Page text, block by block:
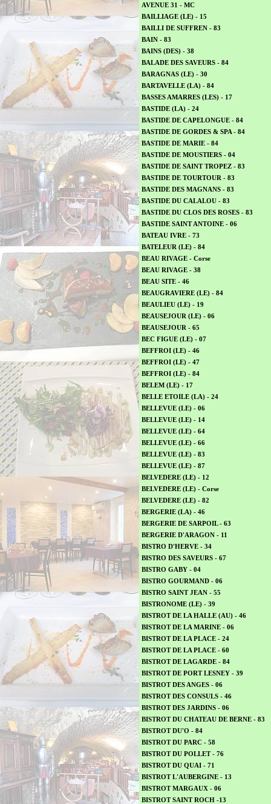
AVENUE 31 - MC
BAILLIAGE (LE) - 15
BAILLI DE SUFFREN - 83
BAIN - 83
BAINS (DES) - 38
BALADE DES SAVEURS - 84
BARAGNAS (LE) - 30
BARTAVELLE (LA) - 84
BASSES AMARRES (LES) - 17
BASTIDE (LA) - 24
BASTIDE DE CAPELONGUE - 84
BASTIDE DE GORDES & SPA - 84
BASTIDE DE MARIE - 84
BASTIDE DE MOUSTIERS - 04
BASTIDE DE SAINT TROPEZ - 83
BASTIDE DE TOURTOUR - 83
BASTIDE DES MAGNANS - 83
BASTIDE DU CALALOU - 83
BASTIDE DU CLOS DES ROSES - 83
BASTIDE SAINT ANTOINE - 06
BATEAU IVRE - 73
BATELEUR (LE) - 84
BEAU RIVAGE - Corse
BEAU RIVAGE - 38
BEAU SITE - 46
BEAUGRAVIERE (LE) - 84
BEAULIEU (LE) - 19
BEAUSEJOUR (LE) - 06
BEAUSEJOUR - 65
BEC FIGUE (LE) - 07
BEFFROI (LE) - 46
BEFFROI (LE) - 47
BEFFROI (LE) - 84
BELEM (LE) - 17
BELLE ETOILE (LA) - 24
BELLEVUE (LE) - 06
BELLEVUE (LE) - 14
BELLEVUE (LE) - 64
BELLEVUE (LE) - 66
BELLEVUE (LE) - 83
BELLEVUE (LE) - 87
BELVEDERE (LE) - 12
BELVEDERE (LE) - Corse
BELVEDERE (LE) - 82
BERGERIE (LA) - 46
BERGERIE DE SARPOIL - 63
BERGERIE D'ARAGON - 11
BISTRO D'HERVE - 34
BISTRO DES SAVEURS - 67
BISTRO GABY - 04
BISTRO GOURMAND - 06
BISTRO SAINT JEAN - 55
BISTRONOME (LE) - 39
BISTROT DE LA HALLE (AU) - 46
BISTROT DE LA MARINE - 06
BISTROT DE LA PLACE - 24
BISTROT DE LA PLACE - 60
BISTROT DE LAGARDE - 84
BISTROT DE PORT LESNEY - 39
BISTROT DES ANGES - 06
BISTROT DES CONSULS - 46
BISTROT DES JARDINS - 06
BISTROT DU CHATEAU DE BERNE - 83
BISTROT DU'O - 84
BISTROT DU PARC - 58
BISTROT DU POLLET - 76
BISTROT DU QUAI - 71
BISTROT L'AUBERGINE - 13
BISTROT MARGAUX - 06
BISTROT SAINT ROCH -13